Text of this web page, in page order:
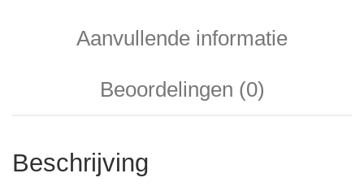
Aanvullende informatie
Beoordelingen (0)
Beschrijving